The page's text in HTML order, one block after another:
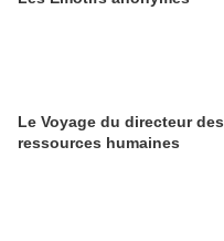
Le Voyage du directeur des
ressources humaines